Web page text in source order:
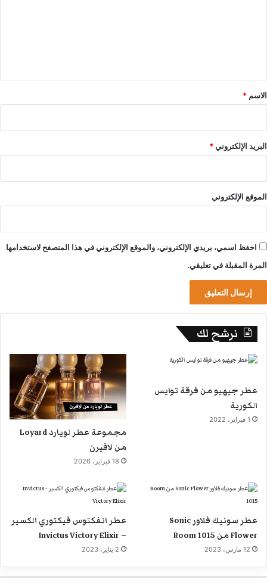
*
الاسم *
البريد الإلكتروني*
الموقع الإلكتروني
احفظ اسمي، بريدي الإلكتروني، والموقع الإلكتروني في هذا المتصفح لاستخدامها
المرة المقبلة في تعليقي.
نرشح لك
عطر جيهيو من فرقة توايس
الكورية
1 فبراير، 2022
مجموعة عطر لويارد Loyard
من لافيرن
18 فبراير، 2026
عطر سونيك فلاور Sonic
Flower من Room 1015
12 مارس، 2023
عطر انفكتوس فيكتوري الكسير
– Invictus Victory Elixir
2 يناير، 2023